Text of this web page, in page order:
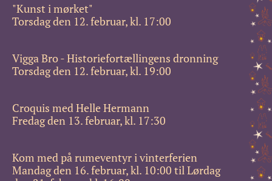
"Kunst i mørket"
Torsdag den 12. februar, kl. 17:00
Vigga Bro - Historiefortællingens dronning
Torsdag den 12. februar, kl. 19:00
Croquis med Helle Hermann
Fredag den 13. februar, kl. 17:30
Kom med på rumeventyr i vinterferien
Mandag den 16. februar, kl. 10:00 til Lørdag